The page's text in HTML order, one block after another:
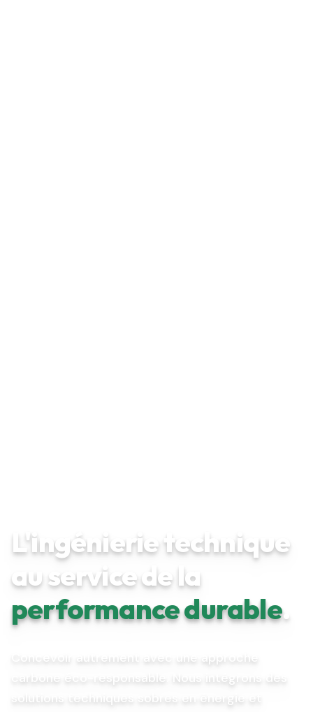
L'ingénierie technique
au service de la
performance durable.
Concevoir autrement avec une approche
carbone éco-responsable. Nous intégrons des
solutions techniques sobres en énergie et